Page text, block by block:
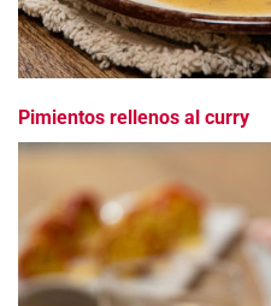
Pimientos rellenos al curry